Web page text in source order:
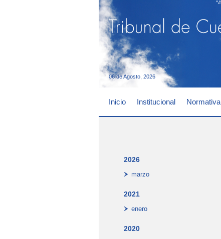
06 de Agosto, 2026
Inicio Institucional Normativa
2026
marzo
2021
enero
2020